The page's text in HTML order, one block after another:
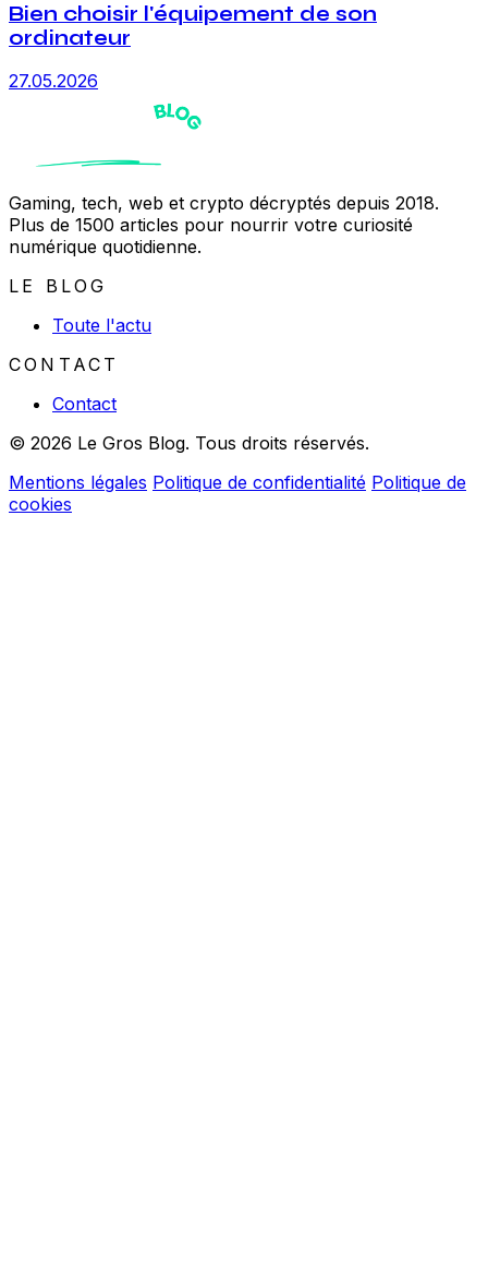
Bien choisir l'équipement de son
ordinateur
27.05.2026
Gaming, tech, web et crypto décryptés depuis 2018.
Plus de 1500 articles pour nourrir votre curiosité
numérique quotidienne.
LE BLOG
Toute l'actu
CONTACT
Contact
© 2026 Le Gros Blog. Tous droits réservés.
Mentions légales Politique de confidentialité Politique de
cookies